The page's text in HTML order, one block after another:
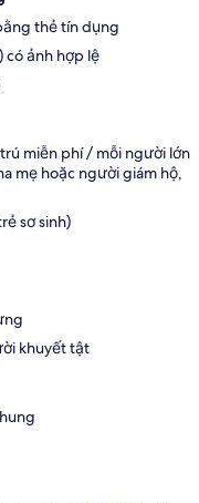
thẻ tín dụng
có ảnh hợp lệ
miễn phí / mỗi người lớn
mẹ hoặc người giám hộ,
sơ sinh)
khuyết tật